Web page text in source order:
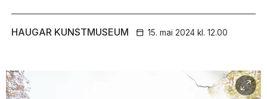
HAUGAR KUNSTMUSEUM 15. mai 2024 kl. 12.00